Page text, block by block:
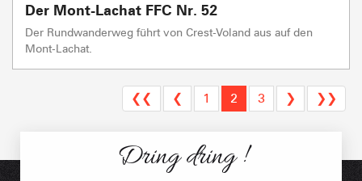
Der Mont-Lachat FFC Nr. 52
Der Rundwanderweg führt von Crest-Voland aus auf den
Mont-Lachat.
❮❮ ❮ 1 2 3 ❯ ❯❯
Dring dring !